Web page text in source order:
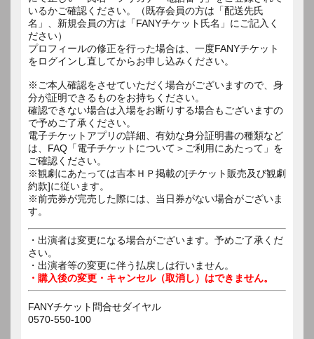
いるかご確認ください。（既存会員の方は「配送先氏
名」、新規会員の方は「FANYチケット氏名」にご記入く
ださい）
プロフィールの修正を行った場合は、一度FANYチケット
をログインし直してからお申し込みください。
※ご本人確認をさせていただく場合がございますので、身
分が証明できるものをお持ちください。
確認できない場合は入場をお断りする場合もございますの
で予めご了承ください。
電子チケットアプリの詳細、有効な身分証明書の種類など
は、FAQ「電子チケットについて＞ご利用にあたって」を
ご確認ください。
※観劇にあたっては吉本ＨＰ掲載の[チケット販売及び観劇
約款]に従います。
※前売券が完売した際には、当日券がない場合がございま
す。
・出演者は変更になる場合がございます。予めご了承くだ
さい。
・出演者等の変更に伴う払戻しは行いません。
・購入後の変更・キャンセル（取消し）はできません。
FANYチケット問合せダイヤル
0570-550-100